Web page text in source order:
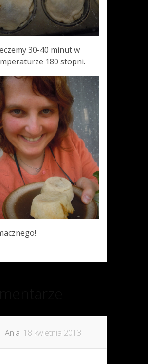
30-40 minut w
180 stopni.
Ania 18 kwietnia 2013